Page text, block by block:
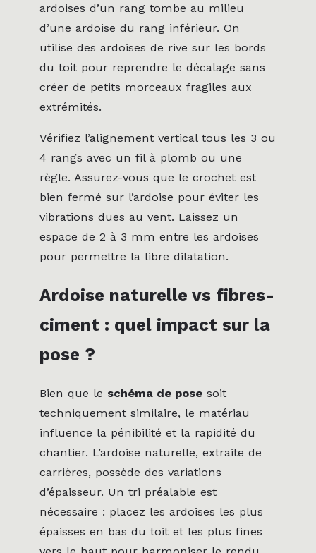
ardoises d’un rang tombe au milieu
d’une ardoise du rang inférieur. On
utilise des ardoises de rive sur les bords
du toit pour reprendre le décalage sans
créer de petits morceaux fragiles aux
extrémités.
Vérifiez l’alignement vertical tous les 3 ou
4 rangs avec un fil à plomb ou une
règle. Assurez-vous que le crochet est
bien fermé sur l’ardoise pour éviter les
vibrations dues au vent. Laissez un
espace de 2 à 3 mm entre les ardoises
pour permettre la libre dilatation.
Ardoise naturelle vs fibres-
ciment : quel impact sur la
pose ?
Bien que le schéma de pose soit
techniquement similaire, le matériau
influence la pénibilité et la rapidité du
chantier. L’ardoise naturelle, extraite de
carrières, possède des variations
d’épaisseur. Un tri préalable est
nécessaire : placez les ardoises les plus
épaisses en bas du toit et les plus fines